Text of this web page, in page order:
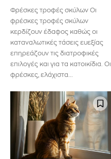
Φρέσκες τροφές σκύλων Οι
φρέσκες τροφές σκύλων
κερδίζουν έδαφος καθώς οι
καταναλωτικές τάσεις ευεξίας
επηρεάζουν τις διατροφικές
επιλογές και για τα κατοικίδια. Οι
φρέσκες, ελάχιστα...